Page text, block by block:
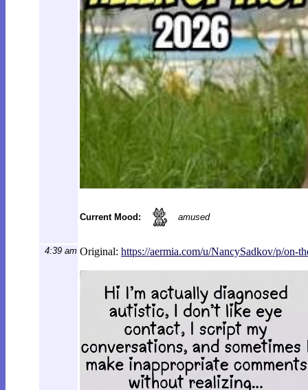
Current Mood: amused
4:39 am Original: https://aermia.com/u/NancySadkov/p/on-t